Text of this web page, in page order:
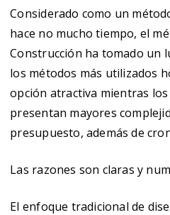
Considerado como un
hace no mucho tiempo, el
Construcción ha tomado un
los métodos más utilizados
opción atractiva mientras
presentan mayores
presupuesto, además de
Las razones son claras y
El enfoque tradicional de